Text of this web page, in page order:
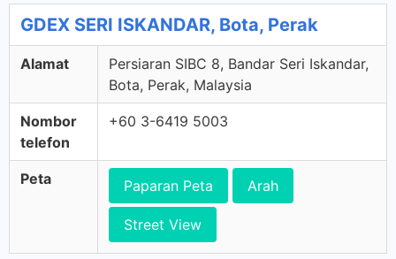
GDEX SERI ISKANDAR, Bota, Perak
Alamat
Persiaran SIBC 8, Bandar Seri Iskandar,
Bota, Perak, Malaysia
Nombor
telefon
+60 3-6419 5003
Peta Paparan Peta Arah
Street View